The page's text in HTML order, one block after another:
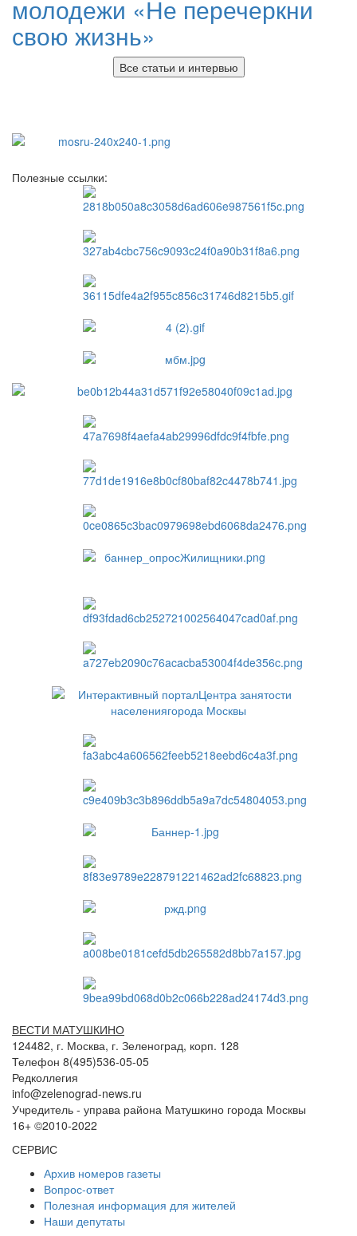
молодежи «Не перечеркни
свою жизнь»
Все статьи и интервью
Полезные ссылки:
ВЕСТИ МАТУШКИНО
124482, г. Москва, г. Зеленоград, корп. 128
Телефон 8(495)536-05-05
Редколлегия
info@zelenograd-news.ru
Учредитель - управа района Матушкино города Москвы
16+ ©2010-2022
СЕРВИС
Архив номеров газеты
Вопрос-ответ
Полезная информация для жителей
Наши депутаты